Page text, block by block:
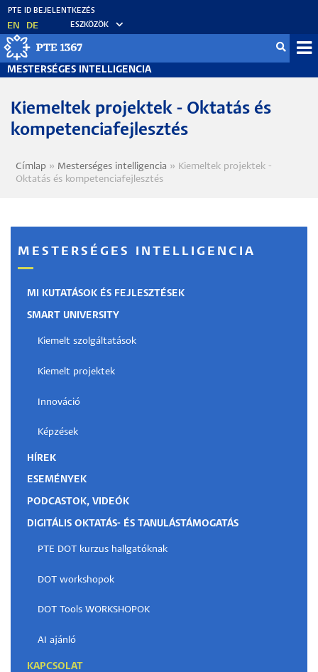
Ugrás
tartalomra
EN DE ESZKÖZÖK
MESTERSÉGES INTELLIGENCIA
Kiemeltek projektek - Oktatás és
kompetenciafejlesztés
Morzsa
Címlap Mesterséges intelligencia
Kiemeltek projektek -
Oktatás és kompetenciafejlesztés
MESTERSÉGES INTELLIGENCIA
MI KUTATÁSOK ÉS FEJLESZTÉSEK
SMART UNIVERSITY
Kiemelt szolgáltatások
Kiemelt projektek
Innováció
Képzések
HÍREK
ESEMÉNYEK
PODCASTOK, VIDEÓK
DIGITÁLIS OKTATÁS- ÉS TANULÁSTÁMOGATÁS
PTE DOT kurzus hallgatóknak
DOT workshopok
DOT Tools WORKSHOPOK
AI ajánló
KAPCSOLAT